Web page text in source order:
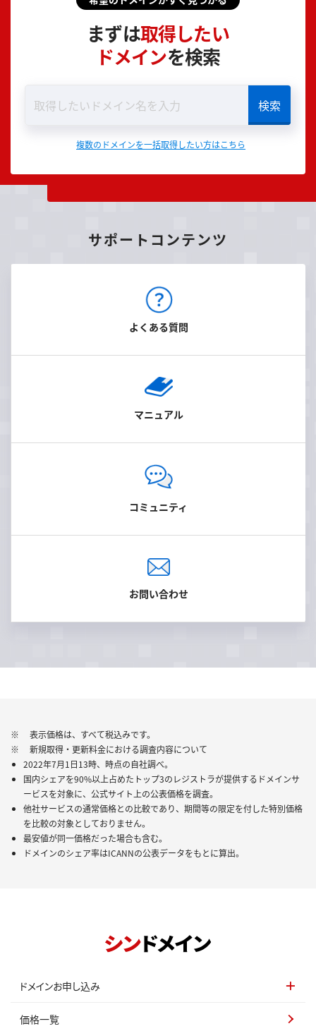
まずは取得したい
ドメインを検索
複数のドメインを一括取得したい方はこちら
サポートコンテンツ
よくある質問
マニュアル
コミュニティ
お問い合わせ
※ 表示価格は、すべて税込みです。
※ 新規取得・更新料金における調査内容について
2022年7月1日13時、時点の自社調べ。
国内シェアを90%以上占めたトップ3のレジストラが提供するドメインサ
ービスを対象に、公式サイト上の公表価格を調査。
他社サービスの通常価格との比較であり、期間等の限定を付した特別価格
を比較の対象としておりません。
最安値が同一価格だった場合も含む。
ドメインのシェア率はICANNの公表データをもとに算出。
ドメインお申し込み
価格一覧